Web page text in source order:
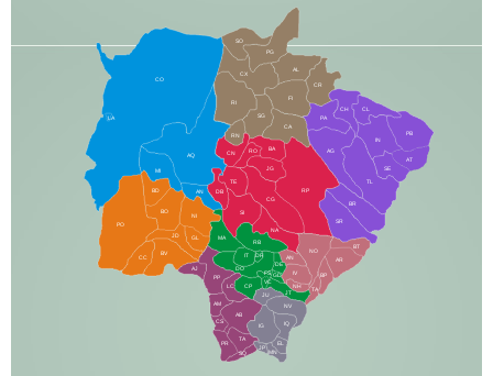
CO
AQ
MI
AN
CX
RI
AL
CR
FI
SG
BA
CA
PA
CH CL
PB
SE
TL
AG
BR
SR
BT
AR
RP
RO
JG
CG
SI
NA
TA
NH
JT
RB
MA
IT
DR
DO
CP
JU
NV
IQ
EL
BD
BO
NI
JD
PO
BV
CC
PP
AJ
LC
AM
AB
JP
DB
TE
CS
PR
TA
SQ
IG
MN
IN
NO
BP
RN
CN
GL
AN
IV
FS
VC
GD
DE
AT
PG
SO
LA